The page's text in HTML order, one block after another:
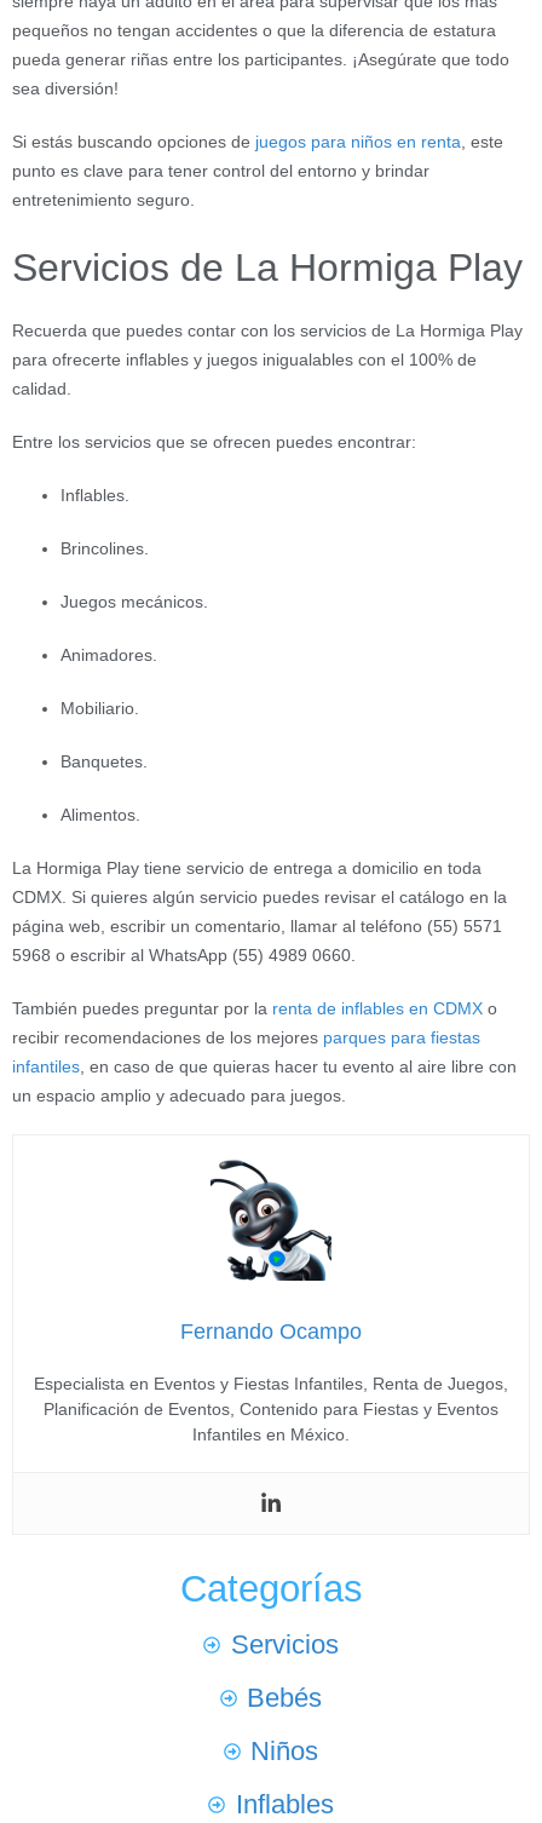
pequeños no tengan accidentes o que la diferencia de estatura
pueda generar riñas entre los participantes. ¡Asegúrate que todo
sea diversión!
Si estás buscando opciones de juegos para niños en renta , este
punto es clave para tener control del entorno y brindar
entretenimiento seguro.
Servicios de La Hormiga Play
Recuerda que puedes contar con los servicios de La Hormiga Play
para ofrecerte inflables y juegos inigualables con el 100% de
calidad.
Entre los servicios que se ofrecen puedes encontrar:
Inflables.
Brincolines.
Juegos mecánicos.
Animadores.
Mobiliario.
Banquetes.
Alimentos.
La Hormiga Play tiene servicio de entrega a domicilio en toda
CDMX. Si quieres algún servicio puedes revisar el catálogo en la
página web, escribir un comentario, llamar al teléfono (55) 5571
5968 o escribir al WhatsApp (55) 4989 0660.
También puedes preguntar por la renta de inflables en CDMX o
recibir recomendaciones de los mejores parques para fiestas
infantiles , en caso de que quieras hacer tu evento al aire libre con
un espacio amplio y adecuado para juegos.
Fernando Ocampo
Especialista en Eventos y Fiestas Infantiles, Renta de Juegos,
Planificación de Eventos, Contenido para Fiestas y Eventos
Infantiles en México.
Categorías
Servicios
Bebés
Niños
Inflables